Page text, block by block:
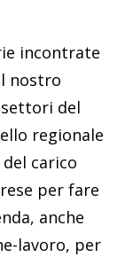
incontrate
nostro
del
regionale
carico
per fare
anche
lavoro, per